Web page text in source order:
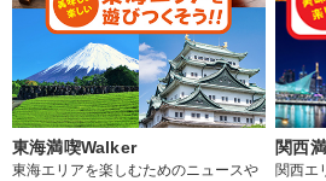
東海満喫Walker
東海エリアを楽しむためのニュースや
関西
関西エ